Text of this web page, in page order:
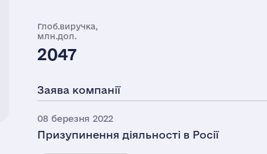
Глоб.виручка,
млн.дол.
2047
Заява компанії
08 березня 2022
Призупинення діяльності в Росії